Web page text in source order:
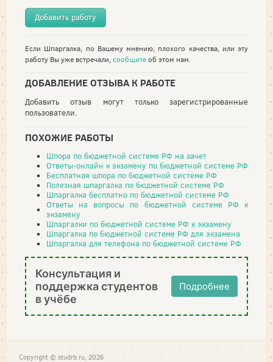
Добавить работу
Если Шпаргалка, по Вашему мнению, плохого качества, или эту
работу Вы уже встречали,сообщитеоб этом нам.
ДОБАВЛЕНИЕ ОТЗЫВА К РАБОТЕ
Добавить отзыв могут только зарегистрированные
пользователи.
ПОХОЖИЕ РАБОТЫ
Шпора по бюджетной системе РФ на зачет
Ответы-онлайн к экзамену по бюджетной системе РФ
Бесплатная шпора по бюджетной системе РФ
Полезная шпаргалка по бюджетной системе РФ
Шпаргалка бесплатно по бюджетной системе РФ
Ответы на вопросы по бюджетной системе РФ к
экзамену
Шпаргалки по бюджетной системе РФ к экзамену
Шпаргалка по бюджетной системе РФ для экзамена
Шпаргалка для телефона по бюджетной системе РФ
Консультация и
поддержка студентов
в учёбе
Подробнее
Copyright © studrb.ru, 2026